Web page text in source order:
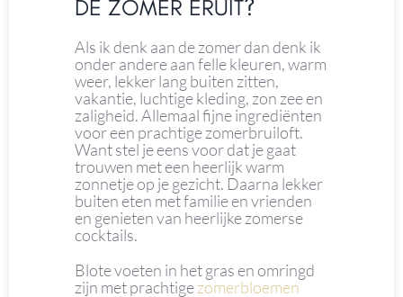
DE ZOMER ERUIT?
Als ik denk aan de zomer dan denk ik
onder andere aan felle kleuren, warm
weer, lekker lang buiten zitten,
vakantie, luchtige kleding, zon zee en
zaligheid. Allemaal fijne ingrediënten
voor een prachtige zomerbruiloft.
Want stel je eens voor dat je gaat
trouwen met een heerlijk warm
zonnetje op je gezicht. Daarna lekker
buiten eten met familie en vrienden
en genieten van heerlijke zomerse
cocktails.
Blote voeten in het gras en omringd
zijn met prachtigezomerbloemen